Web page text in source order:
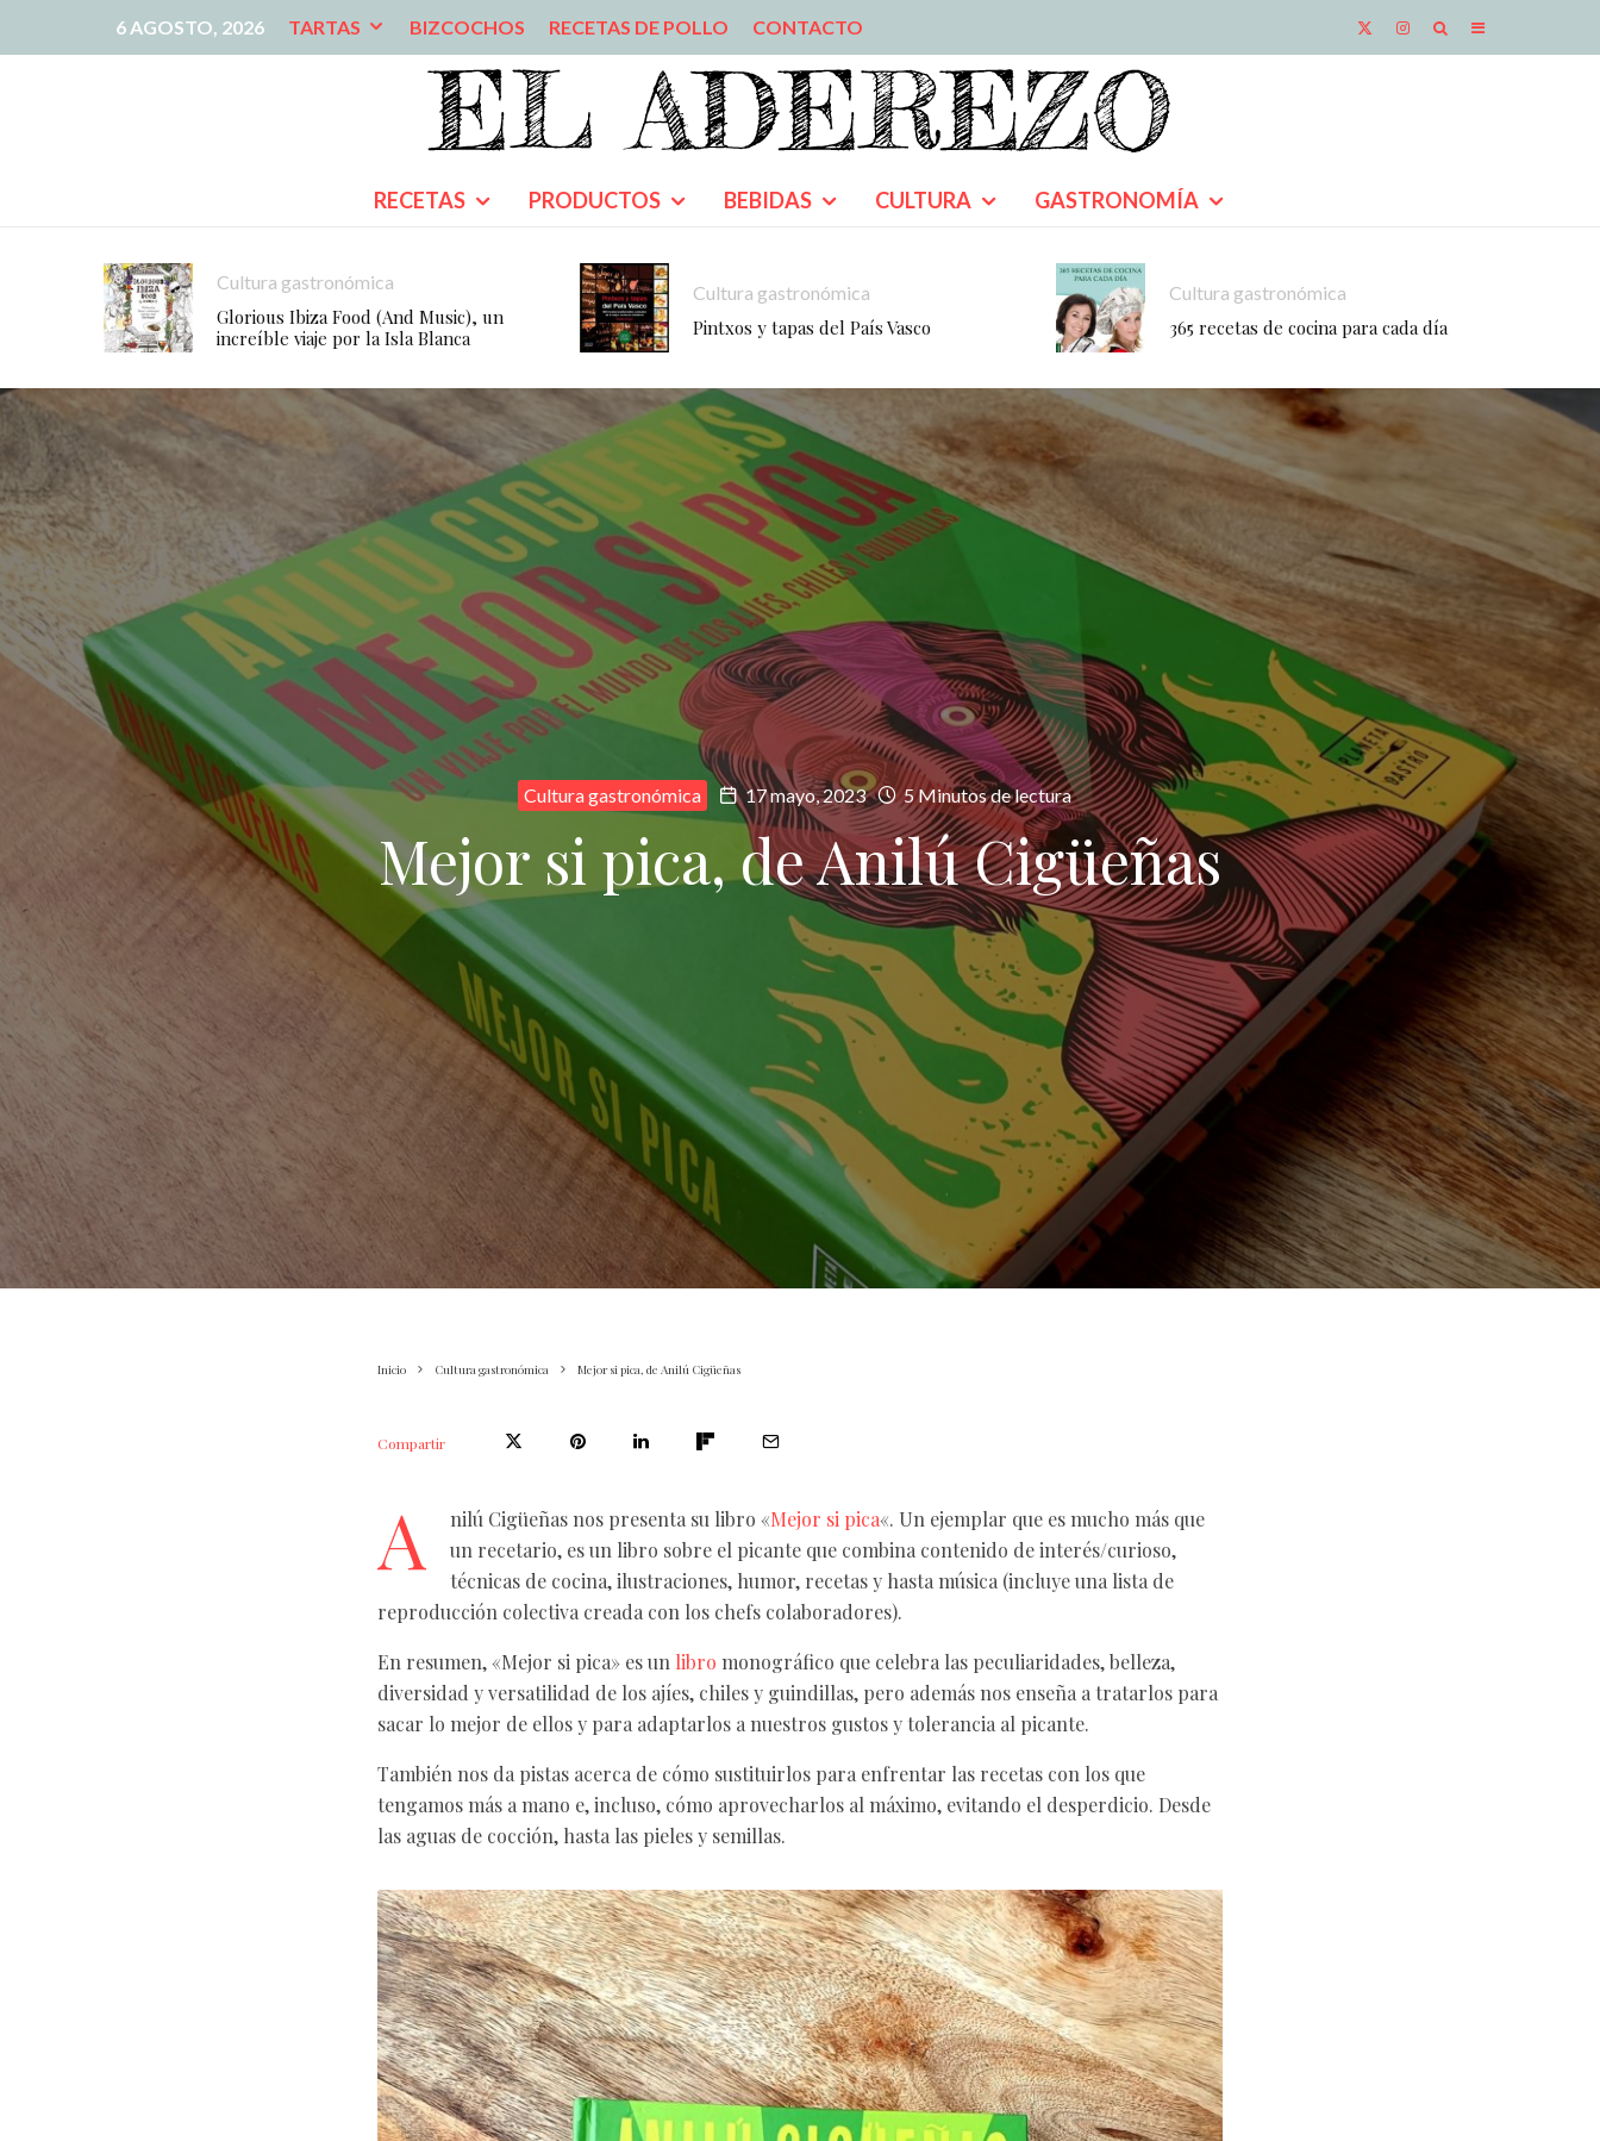
6 AGOSTO, 2026 TARTAS BIZCOCHOS RECETAS DE POLLO CONTACTO
RECETAS PRODUCTOS BEBIDAS CULTURA GASTRONOMÍA
Cultura gastronómica
Glorious Ibiza Food (And Music), un
increíble viaje por la Isla Blanca
Cultura gastronómica
Pintxos y tapas del País Vasco
Cultura gastronómica
365 recetas de cocina para cada día
Cultura gastronómica 17 mayo, 2023 5 Minutos de lectura
Mejor si pica, de Anilú Cigüeñas
Inicio Cultura gastronómica Mejor si pica, de Anilú Cigüeñas
Compartir
A nilú Cigüeñas nos presenta su libro «Mejor si pica«. Un ejemplar que es mucho más que
un recetario, es un libro sobre el picante que combina contenido de interés/curioso,
técnicas de cocina, ilustraciones, humor, recetas y hasta música (incluye una lista de
reproducción colectiva creada con los chefs colaboradores).
En resumen, «Mejor si pica» es un libro monográfico que celebra las peculiaridades, belleza,
diversidad y versatilidad de los ajíes, chiles y guindillas, pero además nos enseña a tratarlos para
sacar lo mejor de ellos y para adaptarlos a nuestros gustos y tolerancia al picante.
También nos da pistas acerca de cómo sustituirlos para enfrentar las recetas con los que
tengamos más a mano e, incluso, cómo aprovecharlos al máximo, evitando el desperdicio. Desde
las aguas de cocción, hasta las pieles y semillas.